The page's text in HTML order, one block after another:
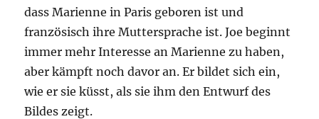
dass Marienne in Paris geboren ist und
französisch ihre Muttersprache ist. Joe beginnt
immer mehr Interesse an Marienne zu haben,
aber kämpft noch davor an. Er bildet sich ein,
wie er sie küsst, als sie ihm den Entwurf des
Bildes zeigt.